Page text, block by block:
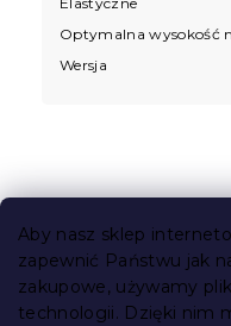
Aby nasz sklep
zapewnić Państwu jak
zakupowe, używamy
technologii. Dzięki nim
Optymalna wysokość
Wersja
S
Informacje dla
Śledzenie